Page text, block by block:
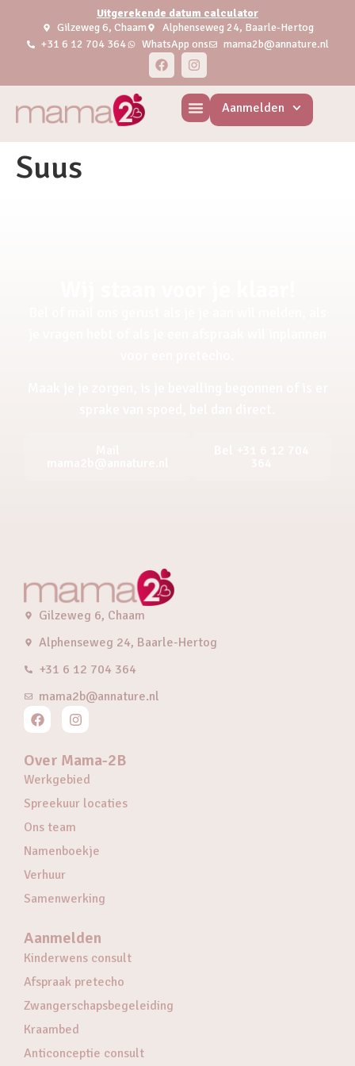
Uitgerekende datum calculator
Gilzeweg 6, Chaam
Alphenseweg 24, Baarle-Hertog
+31 6 12 704 364
WhatsApp ons mama2b@annature.nl
Aanmelden
Suus
Gilzeweg 6, Chaam
Alphenseweg 24, Baarle-Hertog
+31 6 12 704 364
mama2b@annature.nl
Over Mama-2B
Werkgebied
Spreekuur locaties
Ons team
Namenboekje
Verhuur
Samenwerking
Aanmelden
Kinderwens consult
Afspraak pretecho
Zwangerschapsbegeleiding
Kraambed
Anticonceptie consult